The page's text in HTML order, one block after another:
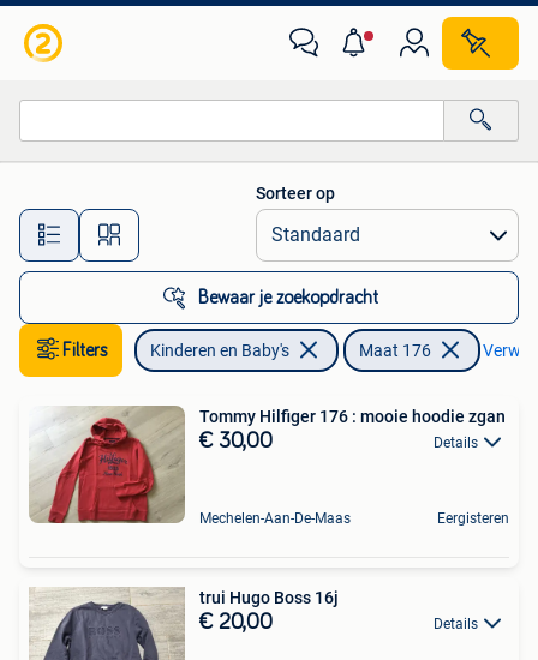
Alle afstanden…
Sorteer op
Bewaar je zoekopdracht
Filters Kinderen en Baby's Maat 176
Tommy Hilfiger 176 : mooie hoodie zgan
€ 30,00 Details
Mechelen-Aan-De-Maas Eergisteren
trui Hugo Boss 16j
€ 20,00 Details